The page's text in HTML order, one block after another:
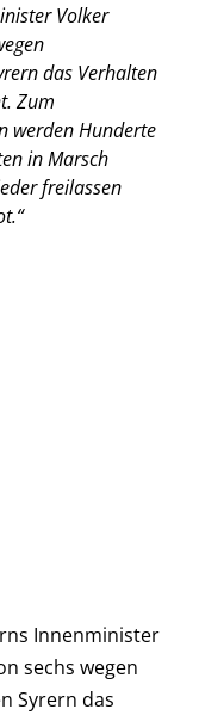
Volker
das Verhalten
Zum
werden Hunderte
in Marsch
freilassen
Innenminister
sechs wegen
Syrern das